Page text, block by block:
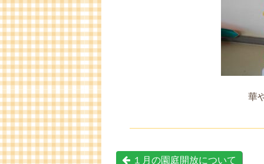
華
１月の園庭開放について